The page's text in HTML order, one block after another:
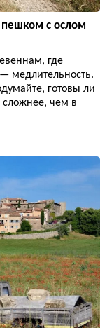
пешком с ослом
где
медлительность.
готовы ли
сложнее, чем в